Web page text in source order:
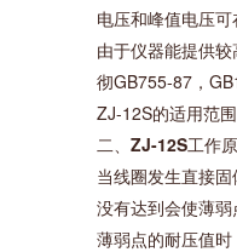
电压和峰值电压
由于仪器能提供
彻GB755-87，
ZJ-12S的适用范
二、 ZJ-12S工作
当线圈发生直接
没有达到会使薄
薄弱点的耐压值